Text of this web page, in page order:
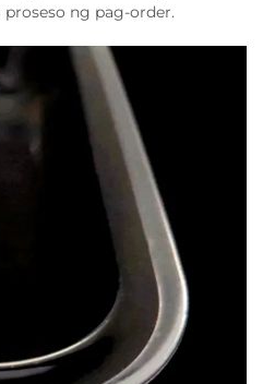
ng pag-order.